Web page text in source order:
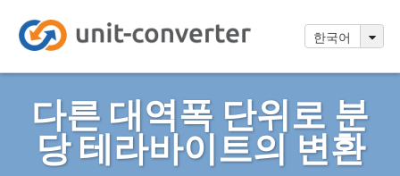
한국어
다른 대역폭 단위로 분
당 테라바이트의 변환